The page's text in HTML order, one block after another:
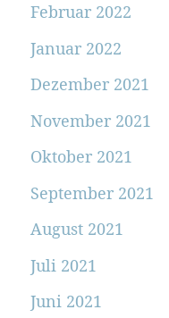
Februar 2022
Januar 2022
Dezember 2021
November 2021
Oktober 2021
September 2021
August 2021
Juli 2021
Juni 2021